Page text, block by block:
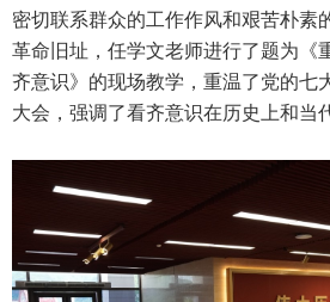
密切联系群众的工作作风和艰苦朴素
革命旧址，任学文老师进行了题为《
齐意识》的现场教学，重温了党的七
大会，强调了看齐意识在历史上和当